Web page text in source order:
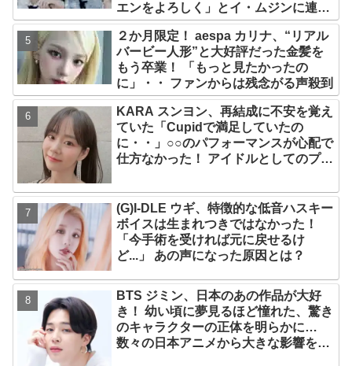
エンをよろしく」とイ・ムジンに連
絡… 愛にあふれたエピソードにファン
感動
２か月限定！ aespa カリナ、“リアル
バービー人形”と大好評だった金髪を
もう卒業！ 「もっと見たかったの
に」・・ ファンからは残念がる声殺到
KARA スンヨン、再結成に不安を覚え
ていた「Cupidで満足していたの
に・・」○○のパフォーマンスが心配で
仕方なかった！ アイドルとしてのプラ
(G)I-DLE ウギ、特徴的な低音ハスキー
ボイスは生まれつきではなかった！
「今手術を受ければ元に戻せるけ
ど...」 あの声になった原因とは？
BTS ジミン、日本のあの作品が大好
き！ 幼い頃に夢見るほど憧れた、驚き
のキャラクターの正体を明らかに…
数々の日本アニメから大きな影響を受